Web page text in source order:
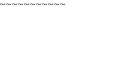
〜〜〜〜〜〜〜〜〜〜